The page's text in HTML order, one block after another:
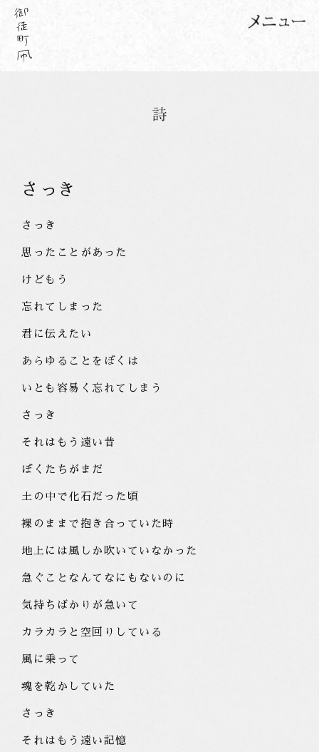
さっき
さっき
思ったことがあった
けどもう
忘れてしまった
君に伝えたい
あらゆることをぼくは
いとも容易く忘れてしまう
さっき
それはもう遠い昔
ぼくたちがまだ
土の中で化石だった頃
裸のままで抱き合っていた時
地上には風しか吹いていなかった
急ぐことなんてなにもないのに
気持ちばかりが急いて
カラカラと空回りしている
風に乗って
魂を乾かしていた
さっき
それはもう遠い記憶